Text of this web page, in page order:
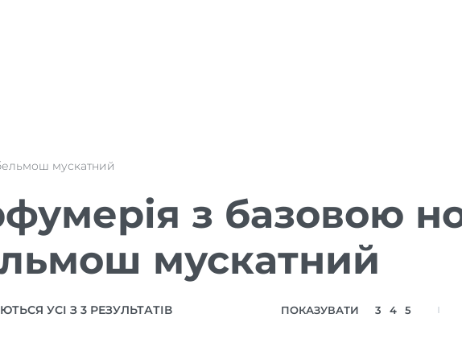
мускатний
з базовою
мускатний
УСІ З 3 РЕЗУЛЬТАТІВ ПОКАЗУВАТИ 3 4 5